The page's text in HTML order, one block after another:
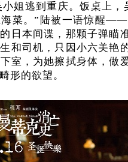
姐逃到重庆。饭桌上
菜。”陆被一语惊醒
日本间谍，那颗子弹瞄
和司机，只因小六美艳
室，为她擦拭身体，
形的欲望。